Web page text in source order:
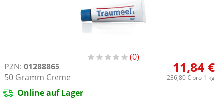
0
PZN: 01288865
50 Gramm Creme
11,84 €
236,80 €pro 1 kg
Online auf Lager